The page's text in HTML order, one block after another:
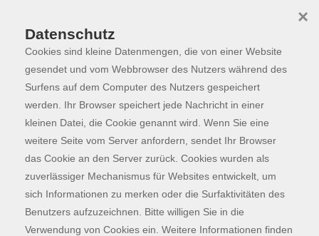
Skip to main content
Programm
Der Kurs konnte nicht gefunden werden.
Kontaktformular
Impressum
AGB
Datenschutz
Cookies sind kleine Datenmengen, die von einer Website
gesendet und vom Webbrowser des Nutzers während des
Surfens auf dem Computer des Nutzers gespeichert
werden. Ihr Browser speichert jede Nachricht in einer
kleinen Datei, die Cookie genannt wird. Wenn Sie eine
weitere Seite vom Server anfordern, sendet Ihr Browser
das Cookie an den Server zurück. Cookies wurden als
zuverlässiger Mechanismus für Websites entwickelt, um
sich Informationen zu merken oder die Surfaktivitäten des
Benutzers aufzuzeichnen. Bitte willigen Sie in die
Verwendung von Cookies ein. Weitere Informationen finden
×